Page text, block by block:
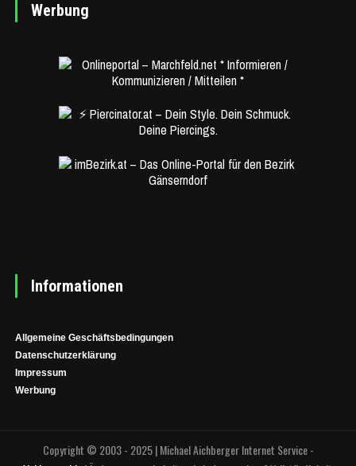
Werbung
Informationen
Allgemeine Geschäftsbedingungen
Datenschutzerklärung
Impressum
Werbung
Copyright © 2003 - 2025 | Michael Aichberger Internet Service -